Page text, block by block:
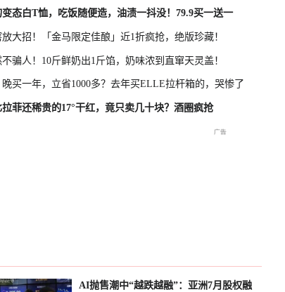
态白T恤，吃饭随便造，油渍一抖没！79.9买一送一
大招！「金马限定佳酿」近1折疯抢，绝版珍藏！
骗人！10斤鲜奶出1斤馅，奶味浓到直窜天灵盖！
买一年，立省1000多？去年买ELLE拉杆箱的，哭惨了
菲还稀贵的17°干红，竟只卖几十块？酒圈疯抢
最新进展
会
AI抛售潮中“越跌越融”：亚洲7月股权融